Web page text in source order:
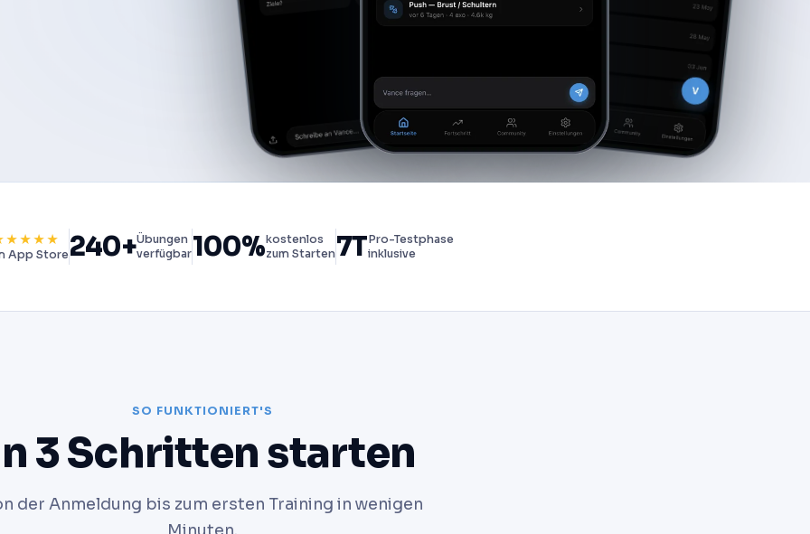
App Store240+Übungen
verfügbar100%kostenlos
zum Starten7TPro-Testphase
inklusive
SO FUNKTIONIERT'S
3 Schritten starten
der Anmeldung bis zum ersten Training in wenigen